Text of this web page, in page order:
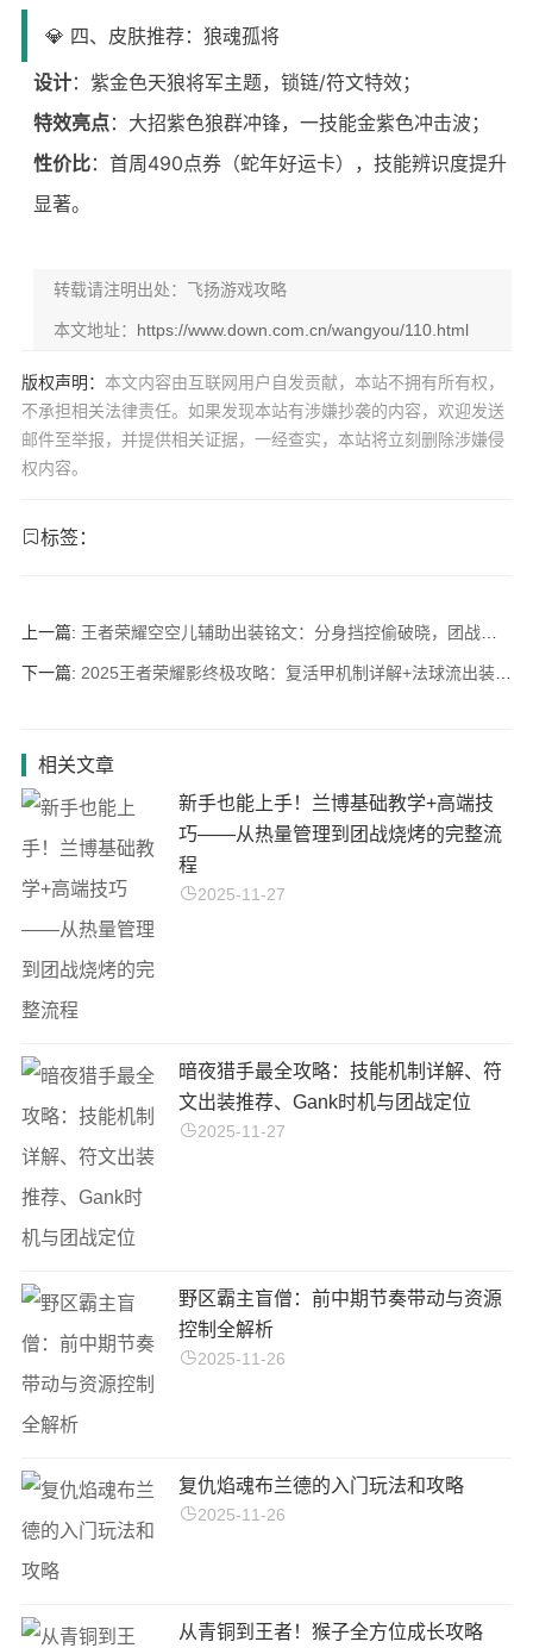
💎 四、皮肤推荐：狼魂孤将
设计：紫金色天狼将军主题，锁链/符文特效；
特效亮点：大招紫色狼群冲锋，一技能金紫色冲击波；
性价比：首周490点券（蛇年好运卡），技能辨识度提升
显著。
转载请注明出处：飞扬游戏攻略
本文地址： https://www.down.com.cn/wangyou/110.html
版权声明： 本文内容由互联网用户自发贡献，本站不拥有所有权，
不承担相关法律责任。如果发现本站有涉嫌抄袭的内容，欢迎发送
邮件至举报，并提供相关证据，一经查实，本站将立刻删除涉嫌侵
权内容。
标签：
上一篇: 王者荣耀空空儿辅助出装铭文：分身挡控偷破晓，团战瞬秒C位！
下一篇: 2025王者荣耀影终极攻略：复活甲机制详解+法球流出装！S40赛季逆袭T0
相关文章
新手也能上手！兰博基础教学+高端技
巧——从热量管理到团战烧烤的完整流
程
2025-11-27
暗夜猎手最全攻略：技能机制详解、符
文出装推荐、Gank时机与团战定位
2025-11-27
野区霸主盲僧：前中期节奏带动与资源
控制全解析
2025-11-26
复仇焰魂布兰德的入门玩法和攻略
2025-11-26
从青铜到王者！猴子全方位成长攻略